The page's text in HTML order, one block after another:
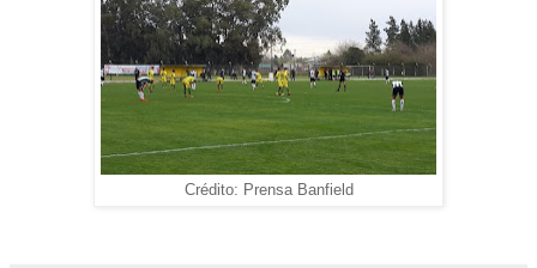
Crédito: Prensa Banfield